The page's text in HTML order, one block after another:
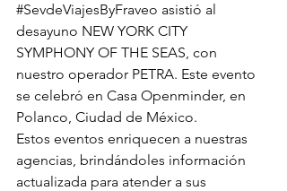
#SevdeViajesByFraveo asistió al
desayuno NEW YORK CITY
SYMPHONY OF THE SEAS, con
nuestro operador PETRA. Este evento
se celebró en Casa Openminder, en
Polanco, Ciudad de México.
Estos eventos enriquecen a nuestras
agencias, brindándoles información
actualizada para atender a sus